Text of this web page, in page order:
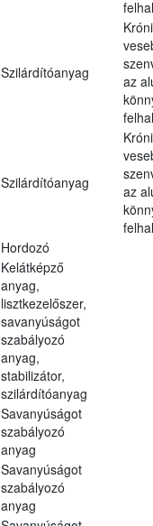
Szilárdítóanyag
az
Szilárdítóanyag
az
Hordozó
Kelátképző
anyag,
lisztkezelőszer,
savanyúságot
szabályozó
anyag,
stabilizátor,
szilárdítóanyag
Savanyúságot
szabályozó
anyag
Savanyúságot
szabályozó
anyag